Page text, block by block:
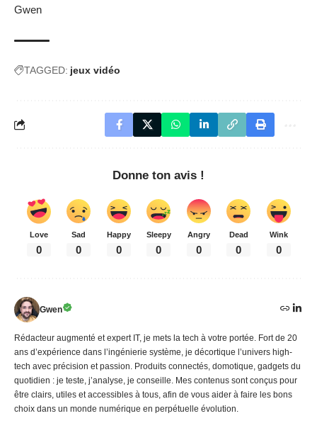
Gwen
TAGGED: jeux vidéo
Donne ton avis !
Love
0
Sad
0
Happy
0
Sleepy
0
Angry
0
Dead
0
Wink
0
Gwen
Rédacteur augmenté et expert IT, je mets la tech à votre portée. Fort de 20
ans d’expérience dans l’ingénierie système, je décortique l’univers high-
tech avec précision et passion. Produits connectés, domotique, gadgets du
quotidien : je teste, j’analyse, je conseille. Mes contenus sont conçus pour
être clairs, utiles et accessibles à tous, afin de vous aider à faire les bons
choix dans un monde numérique en perpétuelle évolution.